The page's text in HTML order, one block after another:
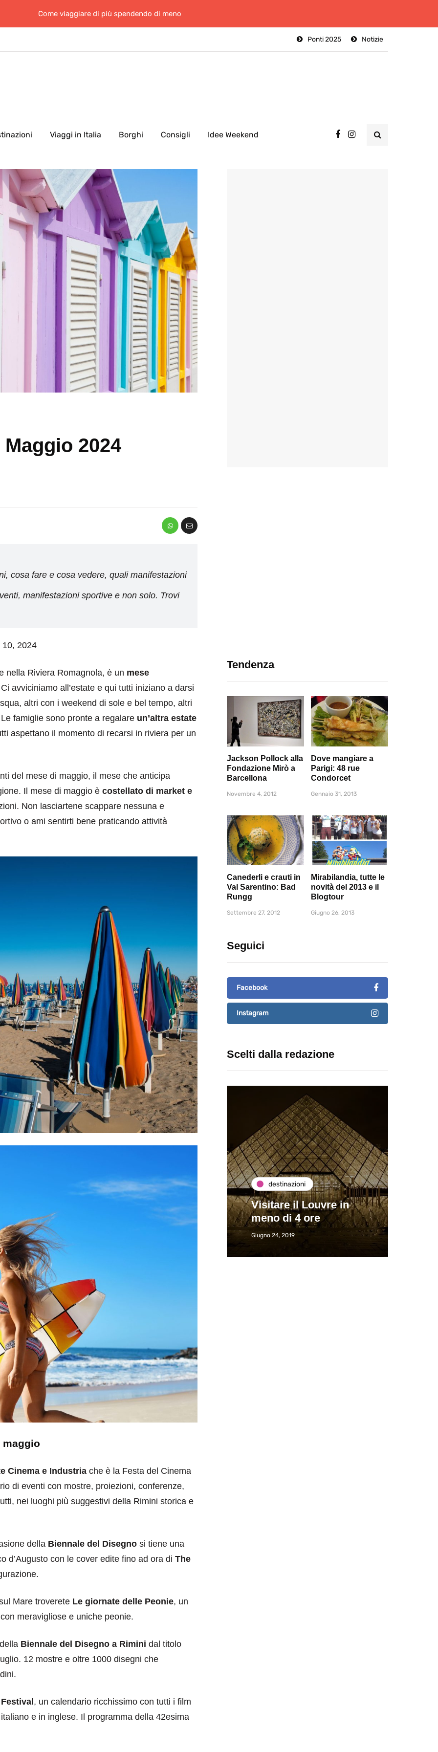
Come viaggiare di più spendendo di meno
Notizie
Ponti 2025
Viaggi in Italia Borghi Consigli Idee Weekend
2024
cosa fare e cosa vedere, quali manifestazioni
manifestazioni sportive e non solo. Trovi
10, 2024
nella Riviera Romagnola, è un mese
avviciniamo all’estate e qui tutti iniziano a darsi
altri con i weekend di sole e bel tempo, altri
famiglie sono pronte a regalare un’altra estate
aspettano il momento di recarsi in riviera per un
del mese di maggio, il mese che anticipa
Il mese di maggio è costellato di market e
Non lasciartene scappare nessuna e
o ami sentirti bene praticando attività
maggio
Cinema e Industria che è la Festa del Cinema
di eventi con mostre, proiezioni, conferenze,
nei luoghi più suggestivi della Rimini storica e
della Biennale del Disegno si tiene una
d’Augusto con le cover edite fino ad ora di The
Mare troverete Le giornate delle Peonie, un
meravigliose e uniche peonie.
Biennale del Disegno a Rimini dal titolo
12 mostre e oltre 1000 disegni che
, un calendario ricchissimo con tutti i film
e in inglese. Il programma della 42esima
Tendenza
Jackson Pollock alla
Fondazione Mirò a
Barcellona
Novembre 4, 2012
Dove mangiare a
Parigi: 48 rue
Condorcet
Gennaio 31, 2013
Canederli e crauti in
Val Sarentino: Bad
Rungg
Settembre 27, 2012
Mirabilandia, tutte le
novità del 2013 e il
Blogtour
Giugno 26, 2013
Seguici
Facebook
Instagram
Scelti dalla redazione
eventi
Eventi di aprile 2026 a
Rimini e dintorni
destinazioni
Visitare il Louvre in
meno di 4 ore
Giugno 24, 2019